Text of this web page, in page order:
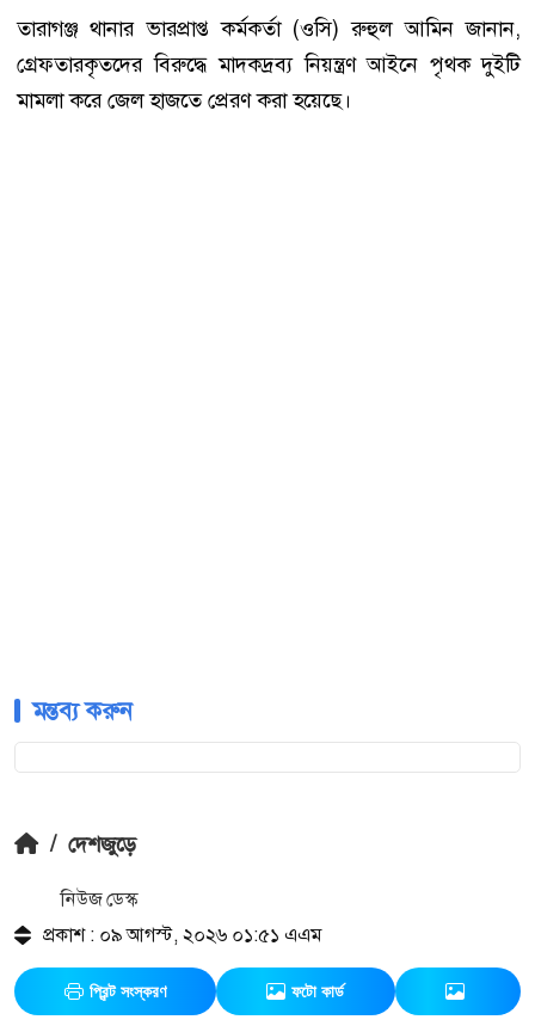
তারাগঞ্জ থানার ভারপ্রাপ্ত কর্মকর্তা (ওসি) রুহুল আমিন জানান,
গ্রেফতারকৃতদের বিরুদ্ধে মাদকদ্রব্য নিয়ন্ত্রণ আইনে পৃথক দুইটি
মামলা করে জেল হাজতে প্রেরণ করা হয়েছে।
মন্তব্য করুন
/ দেশজুড়ে
নিউজ ডেস্ক
প্রকাশ : ০৯ আগস্ট, ২০২৬ ০১:৫১ এএম
প্রিন্ট সংস্করণ ফটো কার্ড